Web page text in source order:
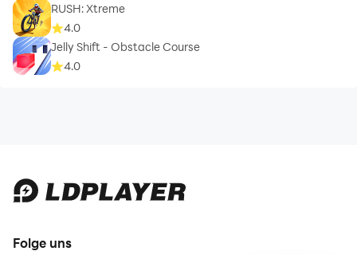
RUSH: Xtreme
4.0
Jelly Shift - Obstacle Course
4.0
Folge uns